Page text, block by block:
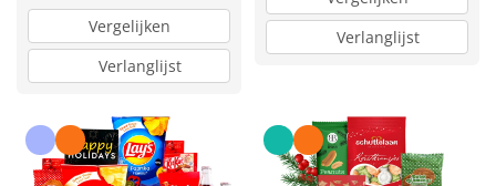
Vergelijken
Verlanglijst
Verlanglijst